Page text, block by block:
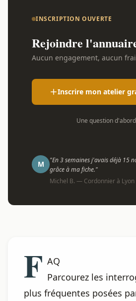
INSCRIPTION OUVERTE
Rejoindre
Aucun engagement, aucun
Inscrire mon atelier
Une question
M
"En 3 semaines j'avais déjà 15
grâce à ma fiche."
Michel B. — Cordonnier à Lyon
F AQ
Parcourez les
plus fréquentes posées